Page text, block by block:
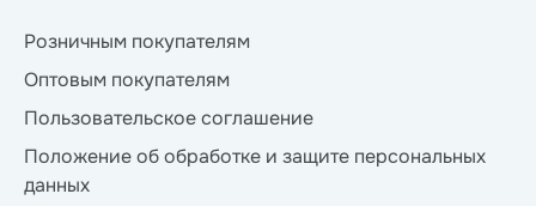
Розничным покупателям
Оптовым покупателям
Пользовательское соглашение
Положение об обработке и защите персональных
данных